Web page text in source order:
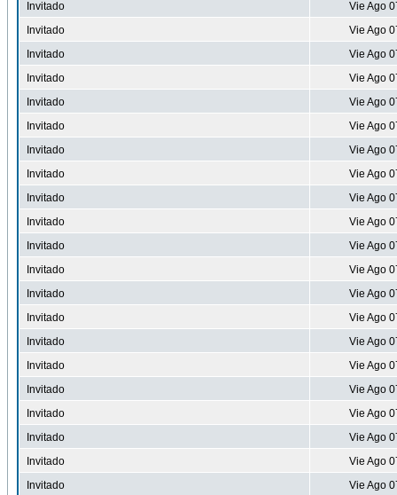
Invitado
Vie Ago
Invitado
Vie Ago
Invitado
Vie Ago
Invitado
Vie Ago
Invitado
Vie Ago
Invitado
Vie Ago
Invitado
Vie Ago
Invitado
Vie Ago
Invitado
Vie Ago
Invitado
Vie Ago
Invitado
Vie Ago
Invitado
Vie Ago
Invitado
Vie Ago
Invitado
Vie Ago
Invitado
Vie Ago
Invitado
Vie Ago
Invitado
Vie Ago
Invitado
Vie Ago
Invitado
Vie Ago
Invitado
Vie Ago
Invitado
Vie Ago